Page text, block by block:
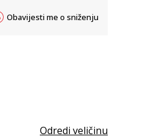
Obavijesti me o sniženju
Odredi veličinu